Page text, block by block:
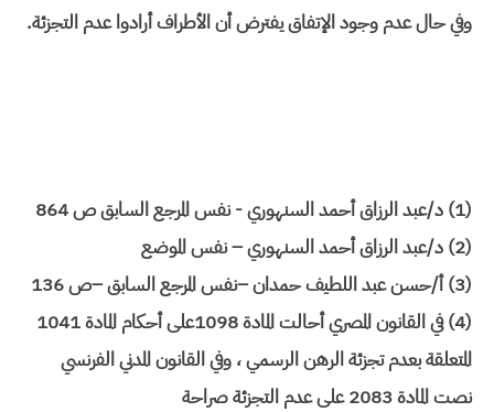
وفي حال عدم وجود الإتفاق يفترض أن الأطراف أرادوا عدم التجزئة.
(1) د/عبد الرزاق أحمد السنهوري - نفس المرجع السابق ص 864
(2) د/عبد الرزاق أحمد السنهوري – نفس الموضع
(3) أ/حسن عبد اللطيف حمدان –نفس المرجع السابق –ص 136
(4) في القانون المصري أحالت المادة 1098على أحكام المادة 1041
المتعلقة بعدم تجزئة الرهن الرسمي ، وفي القانون المدني الفرنسي
نصت المادة 2083 على عدم التجزئة صراحة